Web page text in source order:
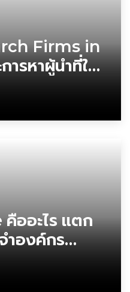
Firms in
รหาผู้นำที่ใช่
ออะไร แตก
ำองค์กร